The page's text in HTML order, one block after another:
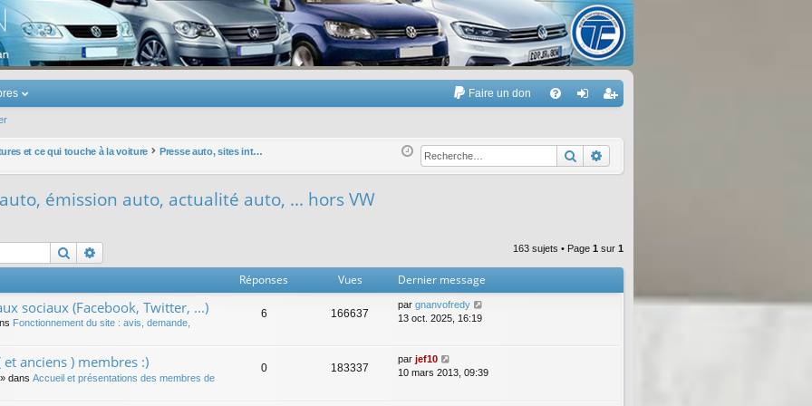
Touran
Faire un don
Q ne
xi
nr
eg
r
et ce qui touche à la voiture Presse auto, sites internet auto, émission auto, actualité auto, ... hors VW Rechercher
émission auto, actualité auto, ... hors VW
Rechercher 163 sujets • Page 1 sur 1
Réponses Vues Dernier message
sociaux (Facebook, Twitter, ...)
Fonctionnement du site : avis, demande,
6 166637
par gnanvofredy
13 oct. 2025, 16:19
anciens ) membres :)
» dans Accueil et présentations des membres de
0 183337
par jef10
10 mars 2013, 09:39